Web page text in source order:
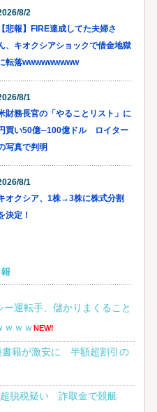
8/2
【悲報】FIRE達成してた夫婦さ
、キオクシアショックで借金地獄
転落wwwwwwwww
8/1
財務長官の「やることリスト」に
買い50億─100億ドル ロイター
写真で判明
8/1
オクシア、1株→3株に株式分割
決定！
ー運転手、儲かりまくること
ｗｗｗNEW!
書籍が激安に 半額超割引の
脱税疑い 詐取金で競艇